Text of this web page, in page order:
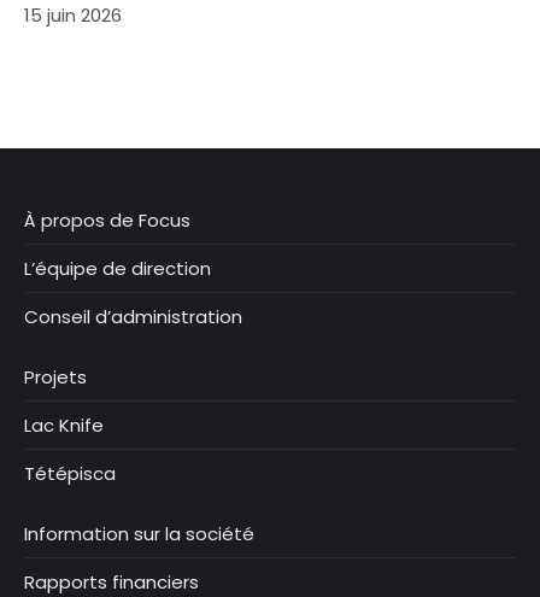
15 juin 2026
À propos de Focus
L’équipe de direction
Conseil d’administration
Projets
Lac Knife
Tétépisca
Information sur la société
Rapports financiers